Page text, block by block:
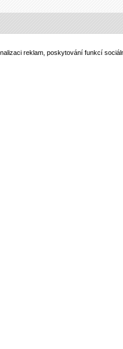
reklam, poskytování funkcí